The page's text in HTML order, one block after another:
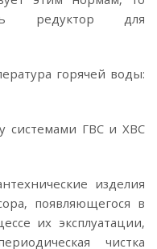
редуктор для
горячей воды:
системами ГВС и ХВС
изделия
появляющегося в
их эксплуатации,
чистка